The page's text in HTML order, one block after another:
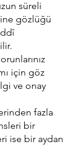
süreli
gözlüğü
için göz
ve onay
fazla
bir
ise bir aydan